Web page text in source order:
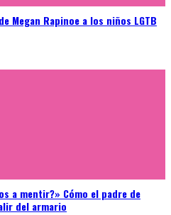
Megan Rapinoe a los niños LGTB
a mentir?» Cómo el padre de
del armario